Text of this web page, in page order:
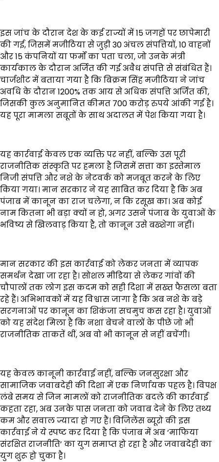
इस जांच के दौरान देश के कई राज्यों में 15 जगहों पर छापेमारी
की गई, जिसमें मजीठिया से जुड़ी 30 अंचल संपत्तियों, 10 वाहनों
और 15 कंपनियों या फर्मों का पता चला, जो उनके मंत्री
कार्यकाल के दौरान अर्जित की गई अवैध संपत्ति से संबंधित हैं।
चार्जशीट में बताया गया है कि बिक्रम सिंह मजीठिया ने जांच
अवधि के दौरान 1200% तक आय से अधिक संपत्ति अर्जित की,
जिसकी कुल अनुमानित कीमत 700 करोड़ रुपये आंकी गई है।
यह पूरा मामला सबूतों के साथ अदालत में पेश किया गया है।
यह कार्रवाई केवल एक व्यक्ति पर नहीं, बल्कि उस पूरी
राजनीतिक संस्कृति पर हमला है जिसमें सत्ता का इस्तेमाल
निजी संपत्ति और नशे के नेटवर्क को मजबूत करने के लिए
किया गया। मान सरकार ने यह साबित कर दिया है कि अब
पंजाब में कानून का राज चलेगा, न कि रसूख का। अब कोई
नाम कितना भी बड़ा क्यों न हो, अगर उसने पंजाब के युवाओं के
भविष्य से खिलवाड़ किया है, तो कानून उसे बख्शेगा नहीं।
मान सरकार की इस कार्रवाई को लेकर जनता में व्यापक
समर्थन देखा जा रहा है। सोशल मीडिया से लेकर गांवों की
चौपालों तक लोग इस कदम को सही दिशा में सख्त फैसला बता
रहे हैं। अभिभावकों में यह विश्वास जागा है कि अब नशे के बड़े
सरगनाओं पर कानून का शिकंजा सचमुच कस रहा है। युवाओं
को यह संदेश मिला है कि नशा बेचने वालों के पीछे जो भी
राजनीतिक ताकतें थीं, अब वो भी कानून से नहीं बचेंगी।
यह केवल कानूनी कार्रवाई नहीं, बल्कि जनसुरक्षा और
सामाजिक जवाबदेही की दिशा में एक निर्णायक पहल है। विपक्ष
लंबे समय से जिन मामलों को राजनीतिक बदले की कार्रवाई
कहता रहा, अब उनके पास जनता को जवाब देने के लिए तथ्य
कम और सवाल ज्यादा हो गए हैं। विजिलेंस ब्यूरो की इस
कार्रवाई ने ये स्पष्ट कर दिया है कि पंजाब में अब ‘माफिया
संरक्षित राजनीति’ का युग समाप्त हो रहा है और जवाबदेही का
युग शुरू हो चुका है।